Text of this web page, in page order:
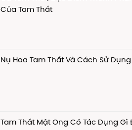
Của Tam Thất
Nụ Hoa Tam Thất Và Cách Sử
Tam Thất Mật Ong Có Tác Dụng